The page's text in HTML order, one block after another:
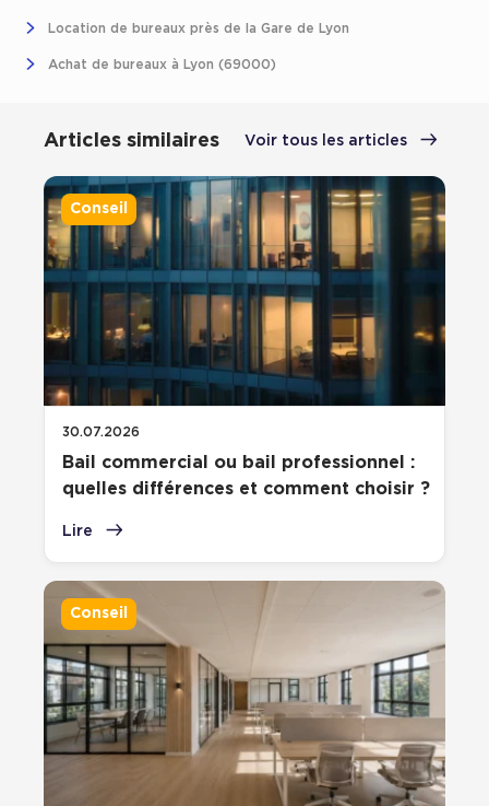
Cas Clients
Location de bureaux près de la Gare de Lyon
Achat de bureaux à Lyon (69000)
Articles similaires Voir tous les articles
Conseil
30.07.2026
Bail commercial ou bail professionnel :
quelles différences et comment choisir ?
Lire
Conseil